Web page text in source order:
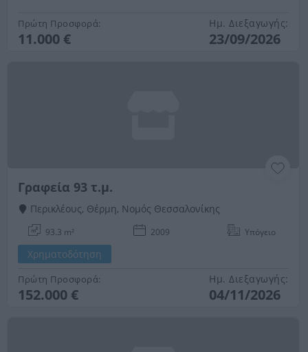
Πρώτη Προσφορά:
11.000 €
Ημ. Διεξαγωγής:
23/09/2026
Γραφεία 93 τ.μ.
Περικλέους, Θέρμη, Νομός Θεσσαλονίκης
93.3 m² 2009 Υπόγειο
Χρηματοδότηση
Πρώτη Προσφορά:
152.000 €
Ημ. Διεξαγωγής:
04/11/2026